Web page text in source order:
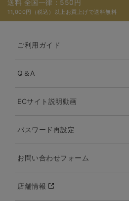
送料 全国一律：550円
11,000円（税込）以上お買上げで送料無料
ご利用ガイド
Q＆A
ECサイト説明動画
パスワード再設定
お問い合わせフォーム
店舗情報